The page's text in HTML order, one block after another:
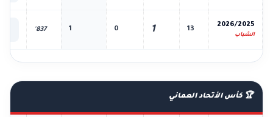
2026/2025
الشباب
13
1
0
1
837'
🏆 كأس الأتحاد العماني